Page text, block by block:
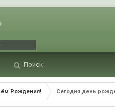
Поиск
Рождения! Сегодня день